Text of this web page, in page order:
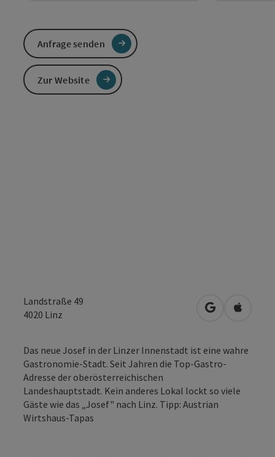
Landstraße 49
4020 Linz in Google
in
Das neue Josef in der Linzer Innenstadt ist eine wahre
Gastronomie-Stadt. Seit Jahren die Top-Gastro-
Adresse der oberösterreichischen
Landeshauptstadt. Kein anderes Lokal lockt so viele
Gäste wie das „Josef" nach Linz. Tipp: Austrian
Wirtshaus-Tapas
Anfrage senden
Zur Website